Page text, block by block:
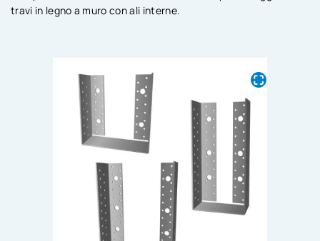
travi in legno a muro con ali interne.